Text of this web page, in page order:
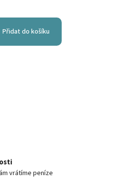
Přidat do košíku
vrátíme peníze